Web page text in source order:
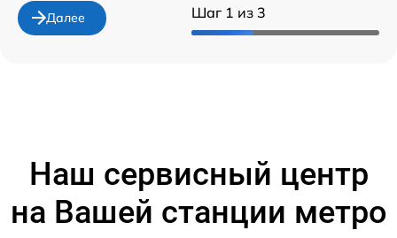
Шаг 1 из 3
Далее
Наш сервисный центр
на Вашей станции метро